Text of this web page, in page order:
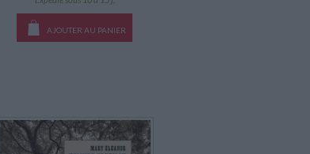
AJOUTER AU PANIER